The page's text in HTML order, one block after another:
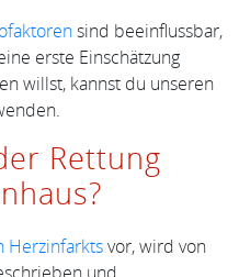
sind beeinflussbar,
erste Einschätzung
willst, kannst du unseren
Rettung
Herzinfarktsvor, wird von